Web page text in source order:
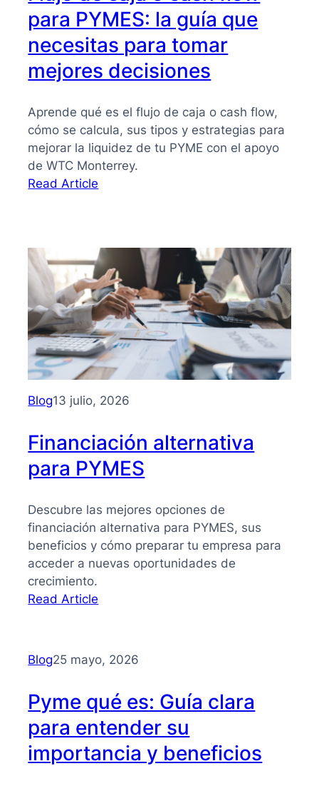
para PYMES: la guía que
necesitas para tomar
mejores decisiones
Aprende qué es el flujo de caja o cash flow,
cómo se calcula, sus tipos y estrategias para
mejorar la liquidez de tu PYME con el apoyo
de WTC Monterrey.
Read Article
o
cash
flow
para
PYMES:
la
guía
que
necesitas
tomar
mejores
decisiones
Blog13 julio, 2026
Financiación alternativa
para PYMES
Descubre las mejores opciones de
financiación alternativa para PYMES, sus
beneficios y cómo preparar tu empresa para
acceder a nuevas oportunidades de
crecimiento.
Read Article
para
PYMES
Blog25 mayo, 2026
Pyme qué es: Guía clara
para entender su
importancia y beneficios